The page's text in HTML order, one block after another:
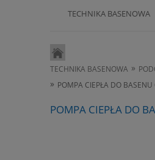
TECHNIKA BASENOWA
TECHNIKA BASENOWA »
» POMPA CIEPŁA DO
POMPA CIEPŁA DO